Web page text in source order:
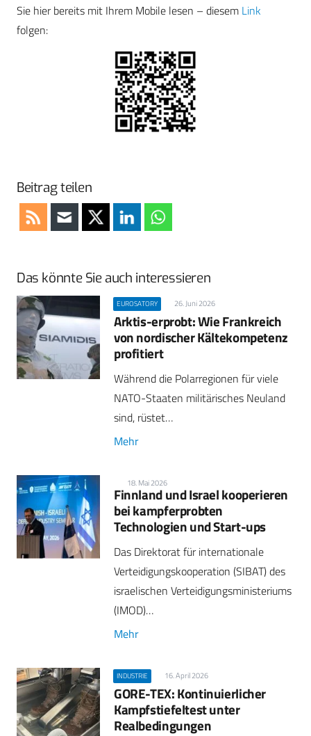
Sie hier bereits mit Ihrem Mobile lesen – diesem Link
folgen:
Beitrag teilen
Das könnte Sie auch interessieren
EUROSATORY 26. Juni 2026
Arktis-erprobt: Wie Frankreich
von nordischer Kältekompetenz
profitiert
Während die Polarregionen für viele
NATO-Staaten militärisches Neuland
sind, rüstet…
Mehr
18. Mai 2026
Finnland und Israel kooperieren
bei kampferprobten
Technologien und Start-ups
Das Direktorat für internationale
Verteidigungskooperation (SIBAT) des
israelischen Verteidigungsministeriums
(IMOD)…
Mehr
INDUSTRIE 16. April 2026
GORE-TEX: Kontinuierlicher
Kampfstiefeltest unter
Realbedingungen